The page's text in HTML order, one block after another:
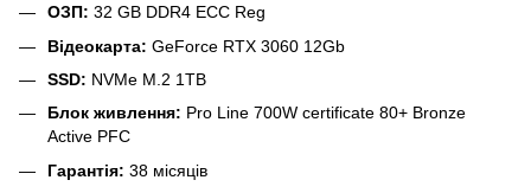
ОЗП: 32 GB DDR4 ECC Reg
Відеокарта: GeForce RTX 3060 12Gb
SSD: NVMe M.2 1TB
Блок живлення: Pro Line 700W certificate 80+ Bronze
Active PFC
Гарантія: 38 місяців